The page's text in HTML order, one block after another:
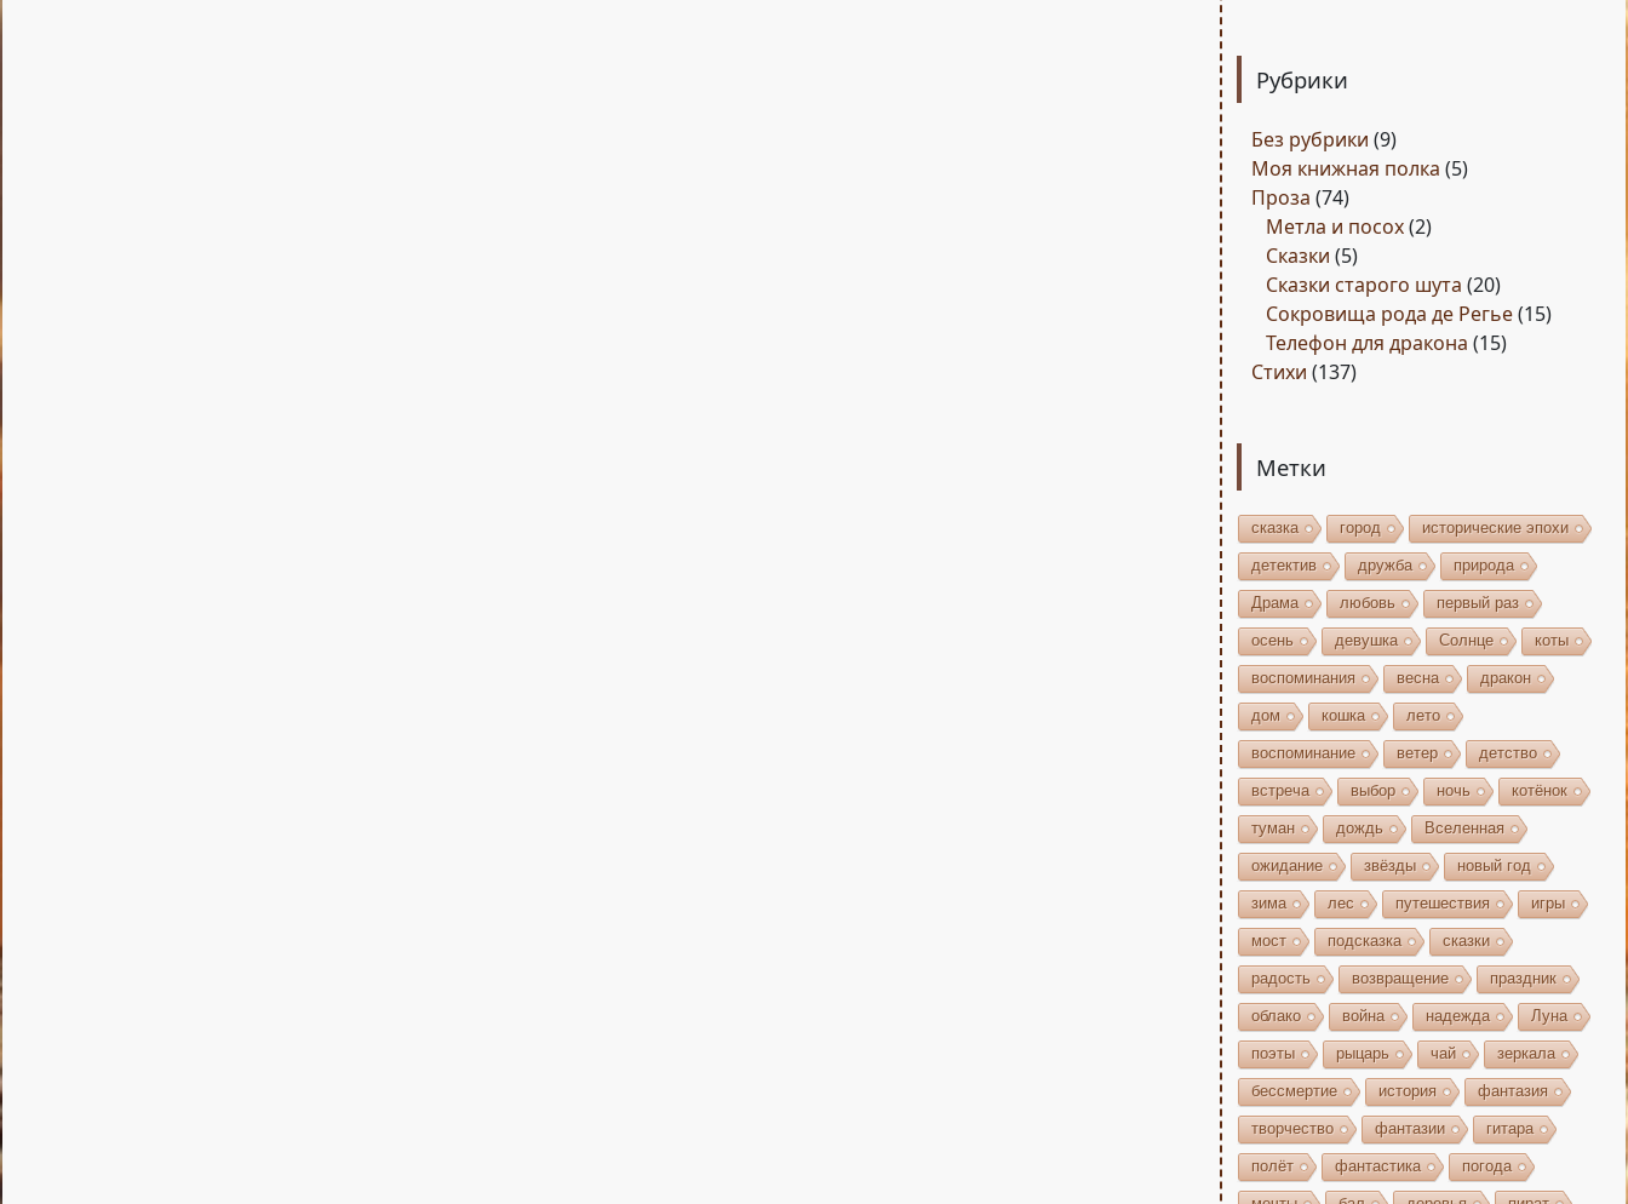
Рубрики
Без рубрики (9)
Моя книжная полка (5)
Проза (74)
Метла и посох(2)
Сказки (5)
Сказки старого шута (20)
Сокровища рода де Регье(15)
Телефон для дракона (15)
Стихи (137)
Метки
сказка город исторические эпохи
детектив дружба природа
Драма любовь первый раз
осень девушка Солнце коты
воспоминания весна дракон
дом кошка лето
воспоминание ветер детство
встреча выбор ночь котёнок
туман дождь Вселенная
ожидание звёзды новый год
зима лес путешествия игры
мост подсказка сказки
радость возвращение праздник
облако война надежда Луна
поэты рыцарь чай зеркала
бессмертие история фантазия
творчество фантазии гитара
полёт фантастика погода